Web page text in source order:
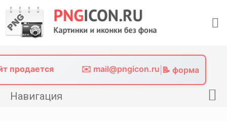
content
продается ✉️ mail@pngicon.ru 📝 форма
Навигация